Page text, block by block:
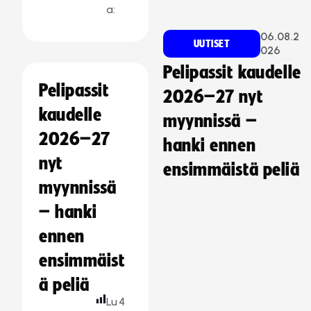
a:
Pelipassit
kaudelle
2026–27
nyt
myynnissä
– hanki
ennen
ensimmäist
ä peliä
Lu 4
UUTISET
06.08.2
026
Pelipassit kaudelle
2026–27 nyt
myynnissä –
hanki ennen
ensimmäistä peliä